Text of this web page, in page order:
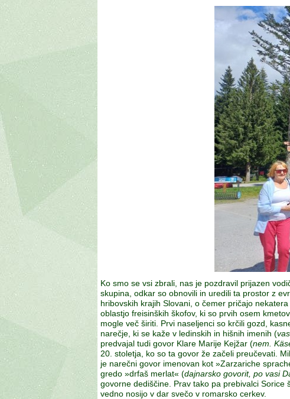
Ko smo se vsi zbrali, nas je pozdravil prijazen
skupina, odkar so obnovili in uredili ta prostor z
hribovskih krajih Slovani, o čemer pričajo
oblastjo freisinških škofov, ki so prvih osem
mogle več širiti. Prvi naseljenci so krčili gozd,
narečje, ki se kaže v ledinskih in hišnih imenih (
predvajal tudi govor Klare Marije Kejžar (nem.
20. stoletja, ko so ta govor že začeli preučevati.
je narečni govor imenovan kot »Zarzariche
gredo »drfaš merlat« (dajnarsko govorit, po vasi
govorne dediščine. Prav tako pa prebivalci
vedno nosijo v dar svečo v romarsko cerkev.